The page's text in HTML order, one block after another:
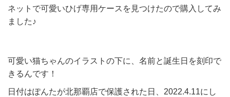
ネットで可愛いひげ専用ケースを見つけたので購入してみ
ました♪
可愛い猫ちゃんのイラストの下に、名前と誕生日を刻印で
きるんです！
日付はぽんたが北那覇店で保護された日、2022.4.11にし